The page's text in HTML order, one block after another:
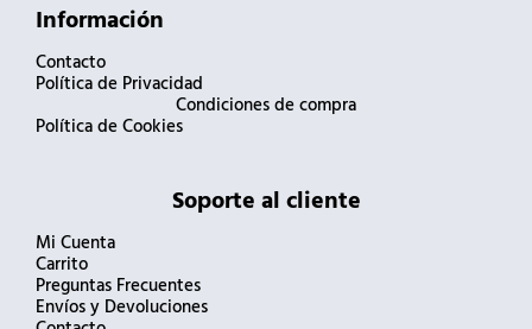
Información
Contacto
Política de Privacidad
Condiciones de compra
Política de Cookies
Soporte al cliente
Mi Cuenta
Carrito
Preguntas Frecuentes
Envíos y Devoluciones